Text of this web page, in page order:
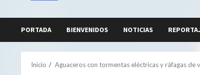
PORTADA BIENVENIDOS NOTICIAS
Inicio Aguaceros con tormentas eléctricas y ráfagas